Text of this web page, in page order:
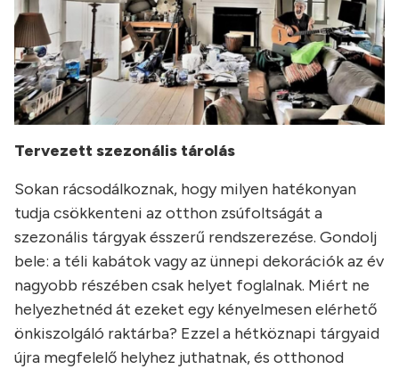
Tervezett szezonális tárolás
Sokan rácsodálkoznak, hogy milyen hatékonyan
tudja csökkenteni az otthon zsúfoltságát a
szezonális tárgyak ésszerű rendszerezése. Gondolj
bele: a téli kabátok vagy az ünnepi dekorációk az év
nagyobb részében csak helyet foglalnak. Miért ne
helyezhetnéd át ezeket egy kényelmesen elérhető
önkiszolgáló raktárba? Ezzel a hétköznapi tárgyaid
újra megfelelő helyhez juthatnak, és otthonod